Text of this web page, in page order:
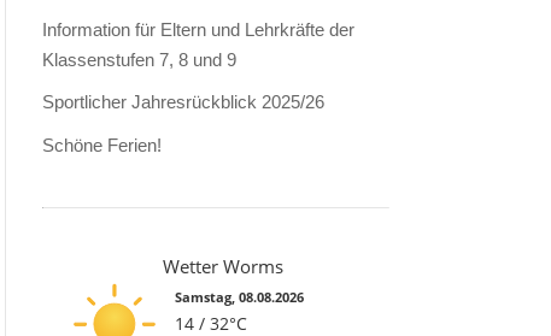
Information für Eltern und Lehrkräfte der
Klassenstufen 7, 8 und 9
Sportlicher Jahresrückblick 2025/26
Schöne Ferien!
Wetter Worms
Samstag, 08.08.2026
14 / 32°C